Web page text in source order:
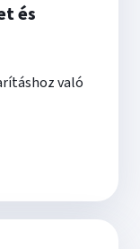
és
való